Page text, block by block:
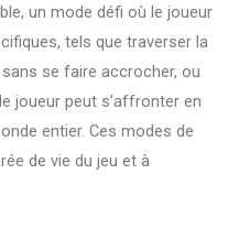
un mode défi où le joueur
tels que traverser la
se faire accrocher, ou
joueur peut s’affronter en
entier. Ces modes de
de vie du jeu et à